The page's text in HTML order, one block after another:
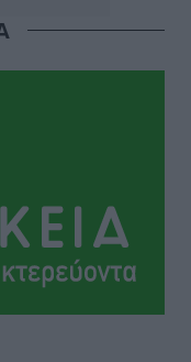
και
εφημέριος στον